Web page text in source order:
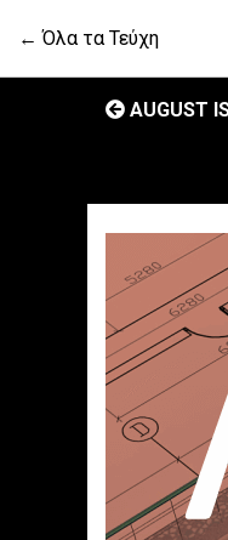
← Όλα τα Τεύχη
AUGUST